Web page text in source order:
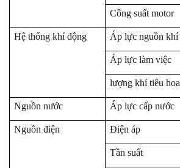
Công suất motor
Hệ thống khí động Áp lực nguồn khí
Áp lực làm việc
lượng khí tiêu hoa
Nguồn nước Áp lực cấp nước
Nguồn điện Điện áp
Tần suất